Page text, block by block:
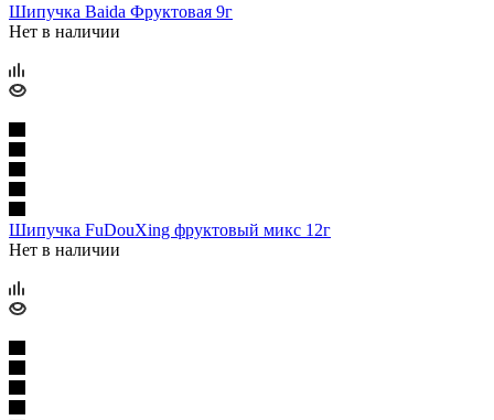
Шипучка Baida Фруктовая 9г
Нет в наличии
Шипучка FuDouXing фруктовый микс 12г
Нет в наличии